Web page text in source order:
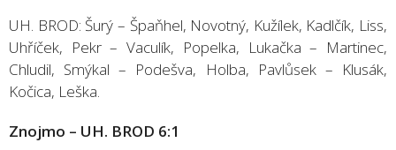
UH. BROD: Šurý – Špaňhel, Novotný, Kužílek, Kadlčík, Liss,
Uhříček, Pekr – Vaculík, Popelka, Lukačka – Martinec,
Chludil, Smýkal – Podešva, Holba, Pavlůsek – Klusák,
Kočica, Leška.
Znojmo – UH. BROD 6:1